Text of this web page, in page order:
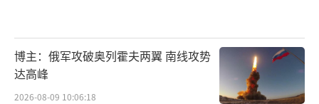
博主：俄军攻破奥列霍夫两翼 南线攻势
达高峰
2026-08-09 10:06:18